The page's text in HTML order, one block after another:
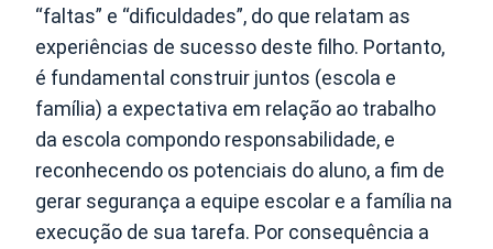
“faltas” e “dificuldades”, do que relatam as
experiências de sucesso deste filho. Portanto,
é fundamental construir juntos (escola e
família) a expectativa em relação ao trabalho
da escola compondo responsabilidade, e
reconhecendo os potenciais do aluno, a fim de
gerar segurança a equipe escolar e a família na
execução de sua tarefa. Por consequência a